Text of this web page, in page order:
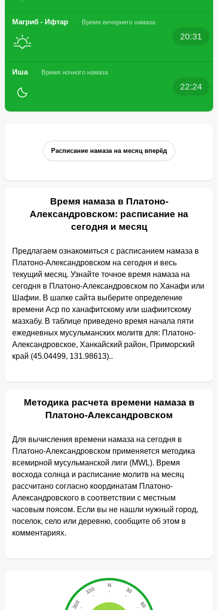
Магриб - Ифтар Время вечернего намаза
20:31
Иша Время ночного намаза
22:24
Расписание намаза на месяц вперёд
Время намаза в Платоно-
Александровском: расписание на
сегодня и месяц
Предлагаем ознакомиться с расписанием намаза в
Платоно-Александровском на сегодня и весь
текущий месяц. Узнайте точное время намаза на
сегодня в Платоно-Александровском по Ханафи или
Шафии. В шапке сайта выберите определение
времени Аср по ханафитскому или шафиитскому
мазхабу. В таблице приведено время начала пяти
ежедневных мусульманских молитв для: Платоно-
Александровское, Ханкайский район, Приморский
край (45.04499, 131.98613)..
Методика расчета времени намаза в
Платоно-Александровском
Для вычисления времени намаза на сегодня в
Платоно-Александровском применяется методика
всемирной мусульманской лиги (MWL). Время
восхода солнца и расписание молитв на месяц
рассчитано согласно координатам Платоно-
Александровского в соответствии с местным
часовым поясом. Если вы не нашли нужный город,
поселок, село или деревню, сообщите об этом в
комментариях.